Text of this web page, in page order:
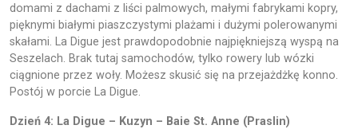
domami z dachami z liści palmowych, małymi fabrykami kopry,
pięknymi białymi piaszczystymi plażami i dużymi polerowanymi
skałami. La Digue jest prawdopodobnie najpiękniejszą wyspą na
Seszelach. Brak tutaj samochodów, tylko rowery lub wózki
ciągnione przez woły. Możesz skusić się na przejażdżkę konno.
Postój w porcie La Digue.
Dzień 4: La Digue – Kuzyn – Baie St. Anne (Praslin)